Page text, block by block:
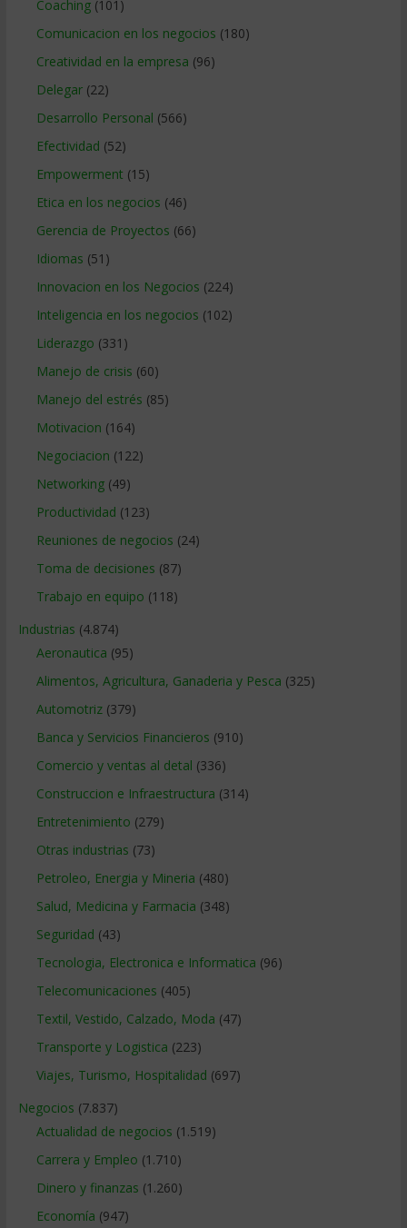
Coaching(101)
Comunicacion en los negocios (180)
Creatividad en la empresa (96)
Delegar(22)
Desarrollo Personal (566)
Efectividad (52)
Empowerment (15)
Etica en los negocios (46)
Gerencia de Proyectos (66)
Idiomas (51)
Innovacion en los Negocios (224)
Inteligencia en los negocios (102)
Liderazgo (331)
Manejo de crisis (60)
Manejo del estrés (85)
Motivacion (164)
Negociacion (122)
Networking(49)
Productividad (123)
Reuniones de negocios (24)
Toma de decisiones (87)
Trabajo en equipo (118)
Industrias (4.874)
Aeronautica (95)
Alimentos, Agricultura, Ganaderia y Pesca (325)
Automotriz(379)
Banca y Servicios Financieros (910)
Comercio y ventas al detal (336)
Construccion e Infraestructura (314)
Entretenimiento (279)
Otras industrias (73)
Petroleo, Energia y Mineria (480)
Salud, Medicina y Farmacia (348)
Seguridad (43)
Tecnologia, Electronica e Informatica (96)
Telecomunicaciones (405)
Textil, Vestido, Calzado, Moda (47)
Transporte y Logistica (223)
Viajes, Turismo, Hospitalidad (697)
Negocios (7.837)
Actualidad de negocios (1.519)
Carrera y Empleo (1.710)
Dinero y finanzas (1.260)
Economía (947)